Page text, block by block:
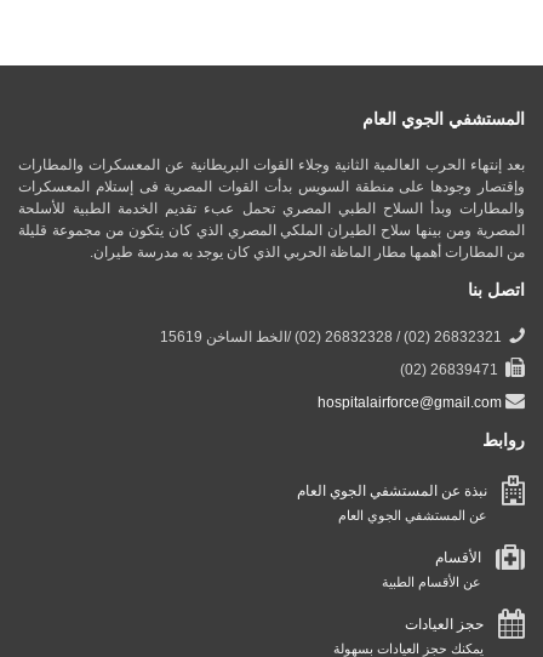
المستشفي الجوي العام
بعد إنتهاء الحرب العالمية الثانية وجلاء القوات البريطانية عن المعسكرات والمطارات
وإقتصار وجودها على منطقة السويس بدأت القوات المصرية فى إستلام المعسكرات
والمطارات وبدأ السلاح الطبي المصري تحمل عبء تقديم الخدمة الطبية للأسلحة
المصرية ومن بينها سلاح الطيران الملكي المصري الذي كان يتكون من مجموعة قليلة
من المطارات أهمها مطار الماظة الحربي الذي كان يوجد به مدرسة طيران.
اتصل بنا
روابط
نبذة عن المستشفي الجوي العام
عن المستشفي الجوي العام
الأقسام
عن الأقسام الطبية
حجز العيادات
يمكنك حجز العيادات بسهولة